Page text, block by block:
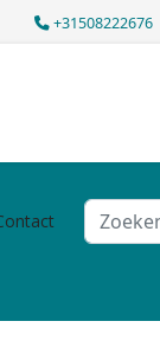
+31508222676
Zoeken